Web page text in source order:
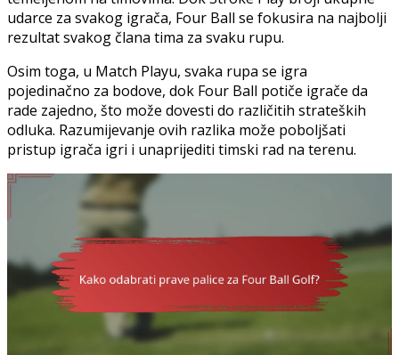
udarce za svakog igrača, Four Ball se fokusira na najbolji
rezultat svakog člana tima za svaku rupu.
Osim toga, u Match Playu, svaka rupa se igra
pojedinačno za bodove, dok Four Ball potiče igrače da
rade zajedno, što može dovesti do različitih strateških
odluka. Razumijevanje ovih razlika može poboljšati
pristup igrača igri i unaprijediti timski rad na terenu.